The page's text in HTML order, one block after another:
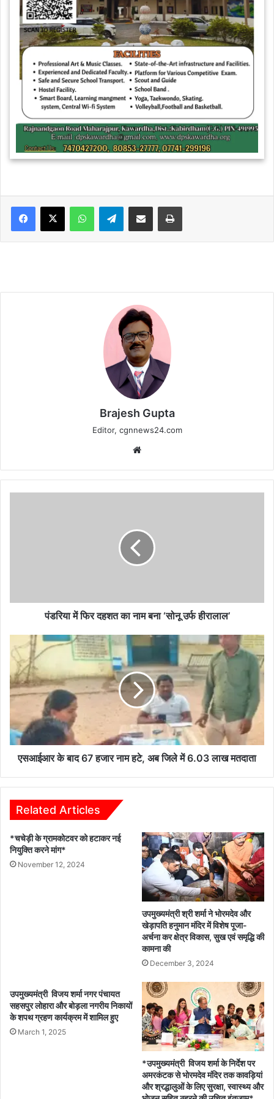
WhatsAppTelegramShare via Email Print
Brajesh Gupta
Editor, cgnnews24.com
उर्फ
पंडरिया में फिर दहशत का नाम बना ‘सोनू उर्फ हीरालाल’
एसआईआर
के
बाद
67
हजार
अब
जिले
एसआईआर के बाद 67 हजार नाम हटे, अब जिले में 6.03 लाख मतदाता
Related Articles
*चचेड़ी के ग्रामकोटवर को हटाकर नई
नियुक्ति करने मांग*
November 12, 2024
उपमुख्यमंत्री श्री शर्मा ने भोरमदेव और
खेड़ापति हनुमान मंदिर में विशेष पूजा-
अर्चना कर क्षेत्र विकास, सुख एवं समृद्धि की
कामना की
December 3, 2024
उपमुख्यमंत्री विजय शर्मा नगर पंचायत
सहसपुर लोहारा और बोड़ला नगरीय निकायों
के शपथ ग्रहण कार्यक्रम में शामिल हुए
March 1, 2025
*उपमुख्यमंत्री विजय शर्मा के निर्देश पर
अमरकंटक से भोरमदेव मंदिर तक कावड़ियां
और श्रद्धालुओं के लिए सुरक्षा, स्वास्थ्य और